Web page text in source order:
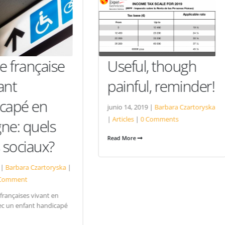
though
reminder!
14, 2019 |Barbara Czartoryska
0 Comments
More
Airbnb devra
respecter la loi en
Catalogne
Czartoryska